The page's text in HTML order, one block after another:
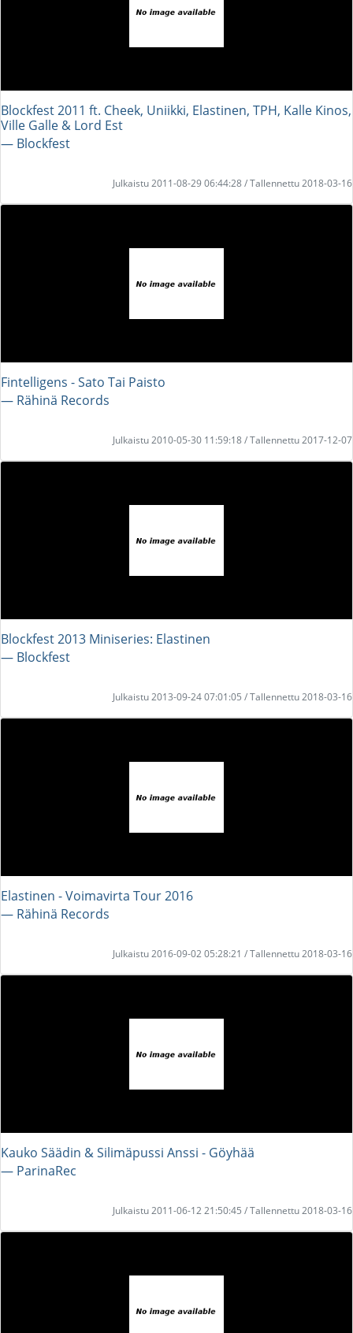
Blockfest 2011 ft. Cheek, Uniikki, Elastinen, TPH, Kalle Kinos,
Ville Galle & Lord Est
― Blockfest
Julkaistu 2011-08-29 06:44:28 / Tallennettu 2018-03-16
Fintelligens - Sato Tai Paisto
― Rähinä Records
Julkaistu 2010-05-30 11:59:18 / Tallennettu 2017-12-07
Blockfest 2013 Miniseries: Elastinen
― Blockfest
Julkaistu 2013-09-24 07:01:05 / Tallennettu 2018-03-16
Elastinen - Voimavirta Tour 2016
― Rähinä Records
Julkaistu 2016-09-02 05:28:21 / Tallennettu 2018-03-16
Kauko Säädin & Silimäpussi Anssi - Göyhää
― ParinaRec
Julkaistu 2011-06-12 21:50:45 / Tallennettu 2018-03-16